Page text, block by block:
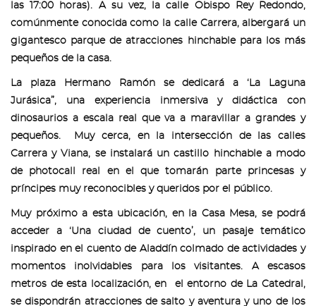
las 17:00 horas). A su vez, la calle Obispo Rey Redondo,
comúnmente conocida como la calle Carrera, albergará un
gigantesco parque de atracciones hinchable para los más
pequeños de la casa.
La plaza Hermano Ramón se dedicará a ‘La Laguna
Jurásica”, una experiencia inmersiva y didáctica con
dinosaurios a escala real que va a maravillar a grandes y
pequeños. Muy cerca, en la intersección de las calles
Carrera y Viana, se instalará un castillo hinchable a modo
de photocall real en el que tomarán parte princesas y
príncipes muy reconocibles y queridos por el público.
Muy próximo a esta ubicación, en la Casa Mesa, se podrá
acceder a ‘Una ciudad de cuento’, un pasaje temático
inspirado en el cuento de Aladdín colmado de actividades y
momentos inolvidables para los visitantes. A escasos
metros de esta localización, en el entorno de La Catedral,
se dispondrán atracciones de salto y aventura y uno de los